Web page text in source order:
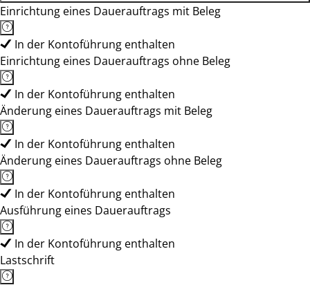
Einrichtung eines Dauerauftrags mit Beleg
In der Kontoführung enthalten
Einrichtung eines Dauerauftrags ohne Beleg
In der Kontoführung enthalten
Änderung eines Dauerauftrags mit Beleg
In der Kontoführung enthalten
Änderung eines Dauerauftrags ohne Beleg
In der Kontoführung enthalten
Ausführung eines Dauerauftrags
In der Kontoführung enthalten
Lastschrift